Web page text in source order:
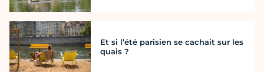
Et si l’été parisien se cachait sur les
quais ?